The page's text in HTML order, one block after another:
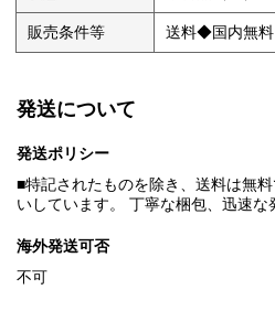
販売条件等 送料◆国内無料
発送について
発送ポリシー
■特記されたものを除き、送料は無
いしています。 丁寧な梱包、迅速な
海外発送可否
不可